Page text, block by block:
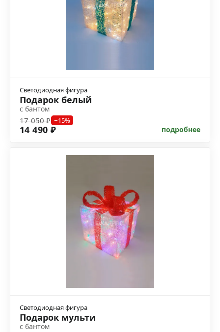
Светодиодная фигура
Подарок белый
с бантом
17 050 ₽ −15%
14 490 ₽ подробнее
Светодиодная фигура
Подарок мульти
с бантом